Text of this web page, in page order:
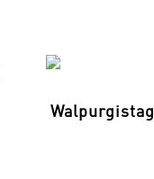
Walpurgistag